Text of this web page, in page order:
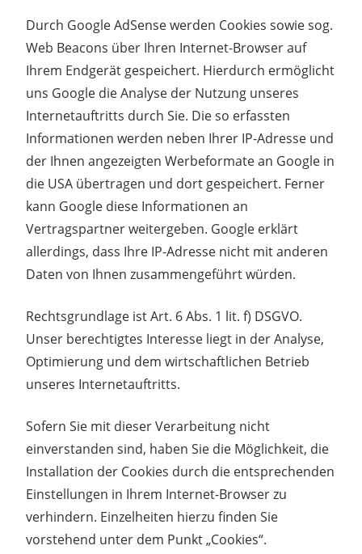
Durch Google AdSense werden Cookies sowie sog.
Web Beacons über Ihren Internet-Browser auf
Ihrem Endgerät gespeichert. Hierdurch ermöglicht
uns Google die Analyse der Nutzung unseres
Internetauftritts durch Sie. Die so erfassten
Informationen werden neben Ihrer IP-Adresse und
der Ihnen angezeigten Werbeformate an Google in
die USA übertragen und dort gespeichert. Ferner
kann Google diese Informationen an
Vertragspartner weitergeben. Google erklärt
allerdings, dass Ihre IP-Adresse nicht mit anderen
Daten von Ihnen zusammengeführt würden.
Rechtsgrundlage ist Art. 6 Abs. 1 lit. f) DSGVO.
Unser berechtigtes Interesse liegt in der Analyse,
Optimierung und dem wirtschaftlichen Betrieb
unseres Internetauftritts.
Sofern Sie mit dieser Verarbeitung nicht
einverstanden sind, haben Sie die Möglichkeit, die
Installation der Cookies durch die entsprechenden
Einstellungen in Ihrem Internet-Browser zu
verhindern. Einzelheiten hierzu finden Sie
vorstehend unter dem Punkt „Cookies“.